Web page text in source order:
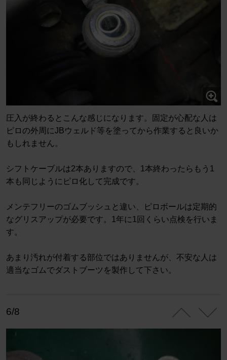
圧入が終わるとこんな感じになります。固定が心配な人は
ピロの外周にJBウェルド等を塗ってから作業すると良いか
もしれません。
シフトケーブルは2本ありますので、1本終わったらもう1
本も同じようにピロ化して完成です。
メンテフリーのゴムブッシュと違い、ピロボールは定期的
なグリスアップが必要です。1年に1回くらい点検を行いま
す。
あまり汚れが付着する部位ではありませんが、不安な人は
適当なゴムでダストブーツを製作して下さい。
6/8